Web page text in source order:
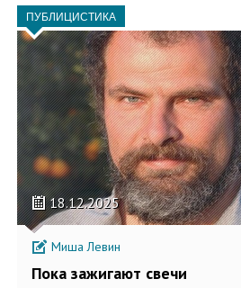
ПУБЛИЦИСТИКА
18.12.2025
Миша Левин
Пока зажигают свечи